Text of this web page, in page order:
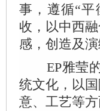
事，遵循“平
收，以中西
感，创造及
EP雅莹的
统文化，以
意、工艺等